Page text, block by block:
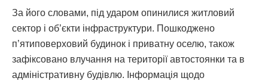
За його словами, під ударом опинилися житловий
сектор і об’єкти інфраструктури. Пошкоджено
п’ятиповерховий будинок і приватну оселю, також
зафіксовано влучання на території автостоянки та в
адміністративну будівлю. Інформація щодо